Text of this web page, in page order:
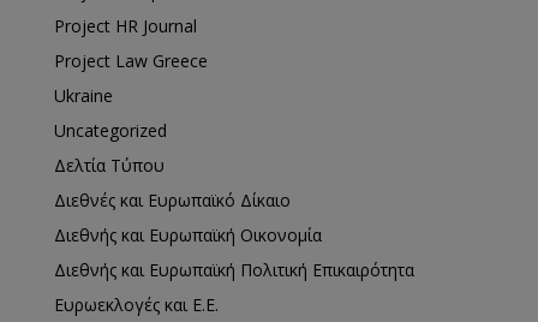
Project HR Journal
Project Law Greece
Ukraine
Uncategorized
Δελτία Τύπου
Διεθνές και Ευρωπαϊκό Δίκαιο
Διεθνής και Ευρωπαϊκή Οικονομία
Διεθνής και Ευρωπαϊκή Πολιτική Επικαιρότητα
Ευρωεκλογές και Ε.Ε.